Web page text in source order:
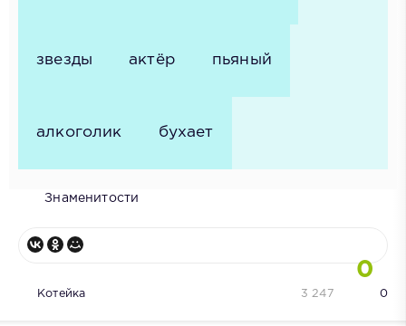
звезды актёр пьяный
алкоголик бухает
Знаменитости
0
Котейка 0
3 247